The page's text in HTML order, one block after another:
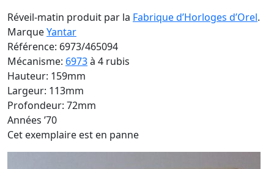
Réveil-matin produit par la Fabrique d’Horloges d’Orel.
MarqueYantar
Référence: 6973/465094
Mécanisme: 6973à 4 rubis
Hauteur: 159mm
Largeur: 113mm
Profondeur: 72mm
Années ’70
Cet exemplaire est en panne